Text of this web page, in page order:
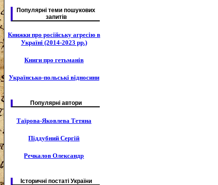
Популярні теми пошукових
запитів
Книжки про російську агресію в
Україні (2014-2023 рр.)
Книги про гетьманів
Українсько-польські відносини
Популярні автори
Таїрова-Яковлева Тетяна
Піддубний Сергій
Речкалов Олександр
Історичні постаті України